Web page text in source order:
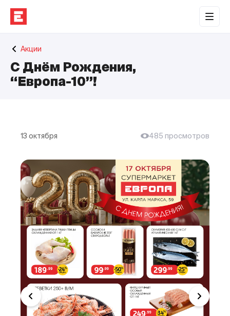
Торговые центры
Сотрудничество
Контакты
Акции
С Днём Рождения,
“Европа-10”!
13 октября 485 просмотров